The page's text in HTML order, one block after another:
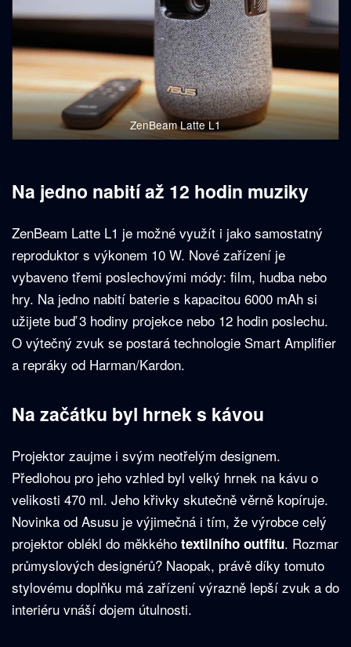
ZenBeam Latte L1
Na jedno nabití až 12 hodin muziky
ZenBeam Latte L1 je možné využít i jako samostatný
reproduktor s výkonem 10 W. Nové zařízení je
vybaveno třemi poslechovými módy: film, hudba nebo
hry. Na jedno nabití baterie s kapacitou 6000 mAh si
užijete buď 3 hodiny projekce nebo 12 hodin poslechu.
O výtečný zvuk se postará technologie Smart Amplifier
a repráky od Harman/Kardon.
Na začátku byl hrnek s kávou
Projektor zaujme i svým neotřelým designem.
Předlohou pro jeho vzhled byl velký hrnek na kávu o
velikosti 470 ml. Jeho křivky skutečně věrně kopíruje.
Novinka od Asusu je výjimečná i tím, že výrobce celý
projektor oblékl do měkkého textilního outfitu. Rozmar
průmyslových designérů? Naopak, právě díky tomuto
stylovému doplňku má zařízení výrazně lepší zvuk a do
interiéru vnáší dojem útulnosti.